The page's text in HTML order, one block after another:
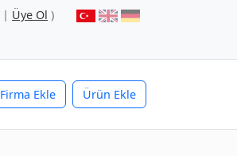
| Üye Ol )
Firma Ekle Ürün Ekle